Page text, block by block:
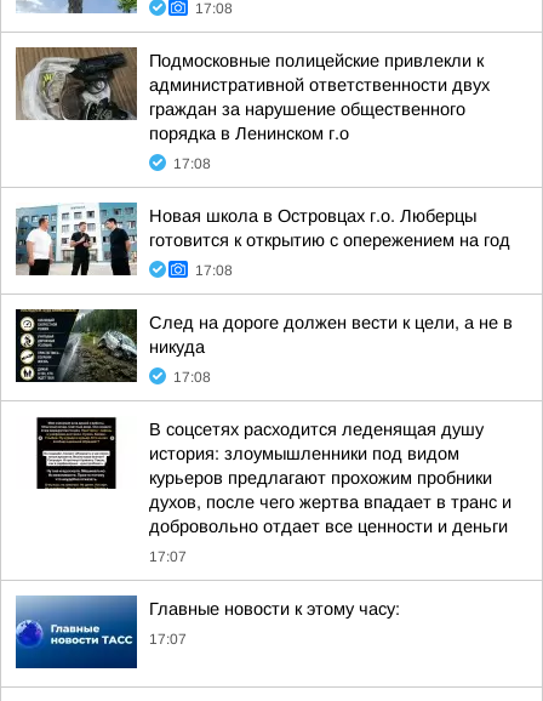
17:08
Подмосковные полицейские привлекли к
административной ответственности двух
граждан за нарушение общественного
порядка в Ленинском г.о
17:08
Новая школа в Островцах г.о. Люберцы
готовится к открытию с опережением на год
17:08
След на дороге должен вести к цели, а не в
никуда
17:08
В соцсетях расходится леденящая душу
история: злоумышленники под видом
курьеров предлагают прохожим пробники
духов, после чего жертва впадает в транс и
добровольно отдает все ценности и деньги
17:07
Главные новости к этому часу:
17:07